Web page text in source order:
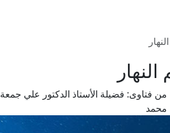
من فتاوى: فضيلة الأستاذ الدكتور علي جمعة
محمد